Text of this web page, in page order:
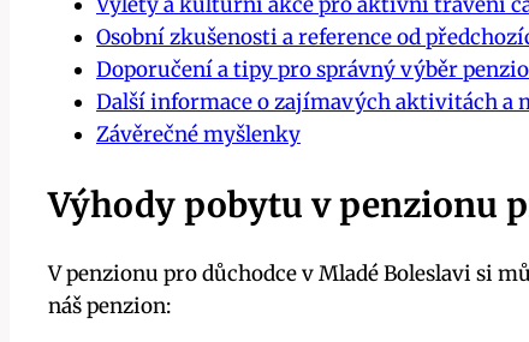
Osobní zkušenosti a reference od
Doporučení a tipy pro správný výběr
Další informace o zajímavých aktivitách a
Závěrečné myšlenky
Výhody pobytu v penzionu
V penzionu pro důchodce v Mladé Boleslavi si
náš penzion: